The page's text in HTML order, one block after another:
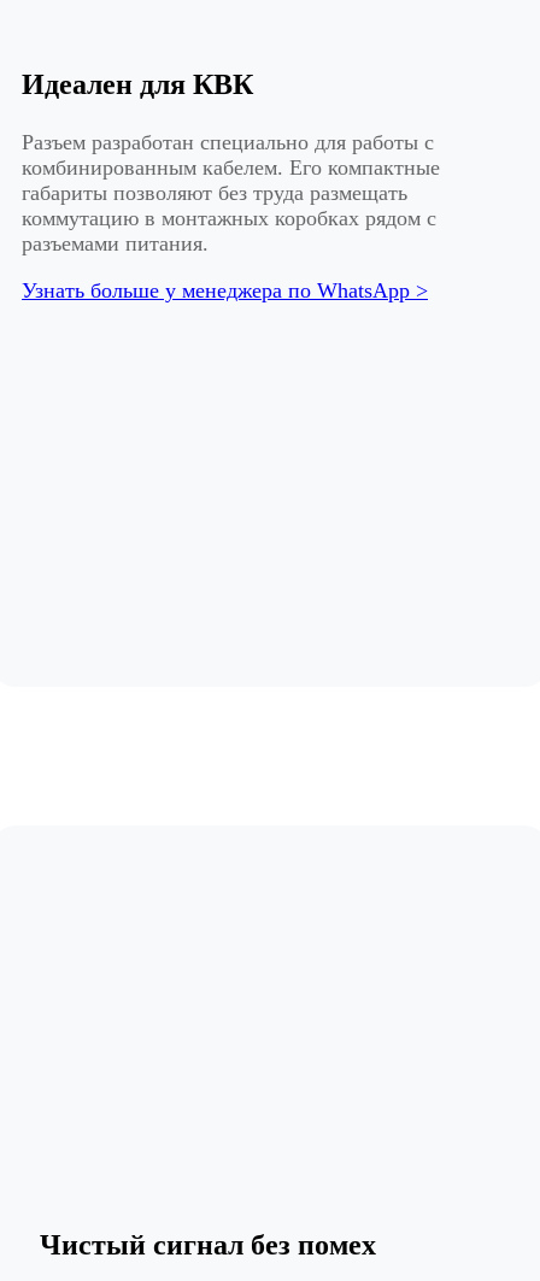
Идеален для КВК
Разъем разработан специально для работы с
комбинированным кабелем. Его компактные
габариты позволяют без труда размещать
коммутацию в монтажных коробках рядом с
разъемами питания.
Узнать больше у менеджера по WhatsApp >
Чистый сигнал без помех